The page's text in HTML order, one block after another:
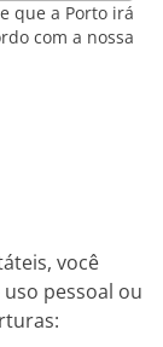
que a Porto irá
com a nossa
você
pessoal ou